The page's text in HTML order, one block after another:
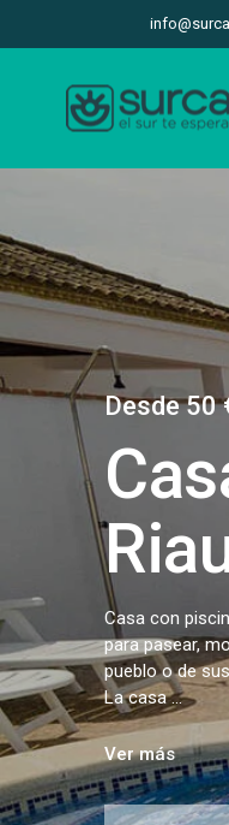
Desde 50
Casa con
para pasear,
pueblo o de
La casa ...
Ver más